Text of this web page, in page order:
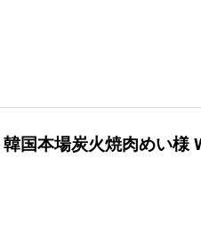
韓国本場炭火焼肉めい様